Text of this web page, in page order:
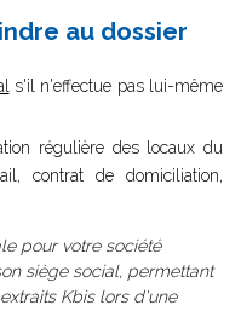
au dossier
s'il n'effectue pas lui-même
régulière des locaux du
contrat de domiciliation,
pour votre société
siège social, permettant
Kbis lors d'une